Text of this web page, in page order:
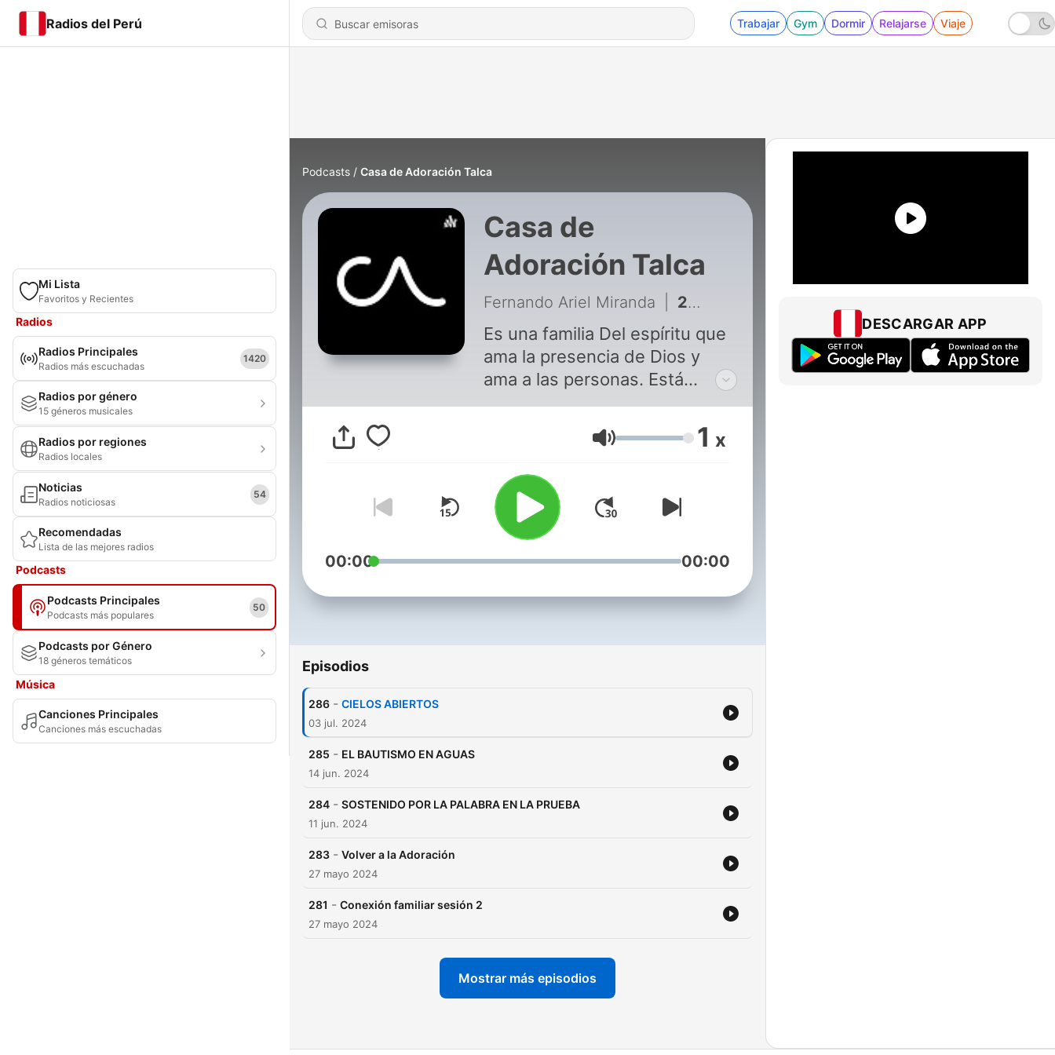
Radios del Perú Trabajar Gym Dormir Relajarse Viaje
Mi Lista
Favoritos y Recientes
Radios
Radios Principales
Radios más escuchadas
1420
Radios por género
15 géneros musicales
Radios por regiones
Radios locales
Noticias
Radios noticiosas
54
Recomendadas
Lista de las mejores radios
Podcasts
Podcasts Principales
Podcasts más populares
50
Podcasts por Género
18 géneros temáticos
Música
Canciones Principales
Canciones más escuchadas
Podcasts Casa de Adoración Talca
Casa de
Adoración Talca
Fernando Ariel Miranda 286 - CIELOS ABIERTOS
Es una familia Del espíritu que
ama la presencia de Dios y
ama a las personas. Está
comprometida con ver a una
generación de íntimos
afectando cada área de la
sociedad con el amor del
Padre. Fernando Ariel Miranda
& Sandra Galmes. "Casa de
Adoración-Talca-Chile”
Volumen 1 x
00:00 00:00
Episodios
286 - CIELOS ABIERTOS
03 jul. 2024
285 - EL BAUTISMO EN AGUAS
14 jun. 2024
284 - SOSTENIDO POR LA PALABRA EN LA PRUEBA
11 jun. 2024
283 - Volver a la Adoración
27 mayo 2024
281 - Conexión familiar sesión 2
27 mayo 2024
Mostrar más episodios
DESCARGAR APP